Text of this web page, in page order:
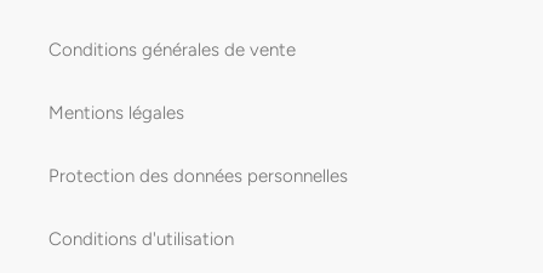
Conditions générales de vente
Mentions légales
Protection des données personnelles
Conditions d'utilisation